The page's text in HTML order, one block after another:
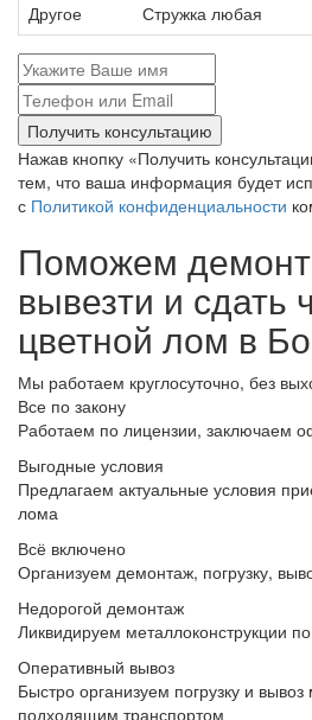
Другое
Стружка любая
Получить консультацию
Нажав кнопку «Получить
тем, что ваша информация будет
с Политикой конфиденциальности
Поможем
вывезти и сдать
цветной лом в
Мы работаем круглосуточно, без
Все по закону
Работаем по лицензии, заключаем
Выгодные условия
Предлагаем актуальные условия
лома
Всё включено
Организуем демонтаж, погрузку,
Недорогой демонтаж
Ликвидируем металлоконструкции
Оперативный вывоз
Быстро организуем погрузку и
подходящим транспортом